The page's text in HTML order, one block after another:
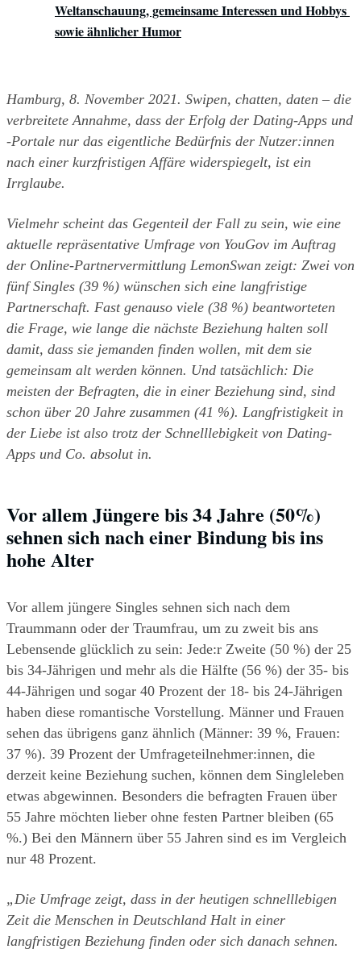
Weltanschauung, gemeinsame Interessen und Hobbys
sowie ähnlicher Humor
Hamburg, 8. November 2021. Swipen, chatten, daten – die
verbreitete Annahme, dass der Erfolg der Dating-Apps und
-Portale nur das eigentliche Bedürfnis der Nutzer:innen
nach einer kurzfristigen Affäre widerspiegelt, ist ein
Irrglaube.
Vielmehr scheint das Gegenteil der Fall zu sein, wie eine
aktuelle repräsentative Umfrage von YouGov im Auftrag
der Online-Partnervermittlung LemonSwan zeigt: Zwei von
fünf Singles (39 %) wünschen sich eine langfristige
Partnerschaft. Fast genauso viele (38 %) beantworteten
die Frage, wie lange die nächste Beziehung halten soll
damit, dass sie jemanden finden wollen, mit dem sie
gemeinsam alt werden können. Und tatsächlich: Die
meisten der Befragten, die in einer Beziehung sind, sind
schon über 20 Jahre zusammen (41 %). Langfristigkeit in
der Liebe ist also trotz der Schnelllebigkeit von Dating-
Apps und Co. absolut in.
Vor allem Jüngere bis 34 Jahre (50%)
sehnen sich nach einer Bindung bis ins
hohe Alter
Vor allem jüngere Singles sehnen sich nach dem
Traummann oder der Traumfrau, um zu zweit bis ans
Lebensende glücklich zu sein: Jede:r Zweite (50 %) der 25
bis 34-Jährigen und mehr als die Hälfte (56 %) der 35- bis
44-Jährigen und sogar 40 Prozent der 18- bis 24-Jährigen
haben diese romantische Vorstellung. Männer und Frauen
sehen das übrigens ganz ähnlich (Männer: 39 %, Frauen:
37 %). 39 Prozent der Umfrageteilnehmer:innen, die
derzeit keine Beziehung suchen, können dem Singleleben
etwas abgewinnen. Besonders die befragten Frauen über
55 Jahre möchten lieber ohne festen Partner bleiben (65
%.) Bei den Männern über 55 Jahren sind es im Vergleich
nur 48 Prozent.
„Die Umfrage zeigt, dass in der heutigen schnelllebigen
Zeit die Menschen in Deutschland Halt in einer
langfristigen Beziehung finden oder sich danach sehnen.